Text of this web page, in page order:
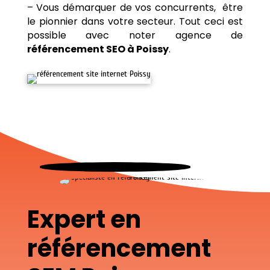
– Vous démarquer de vos concurrents, être
le pionnier dans votre secteur. Tout ceci est
possible avec noter agence de
référencement SEO à Poissy.
Expert en
référencement